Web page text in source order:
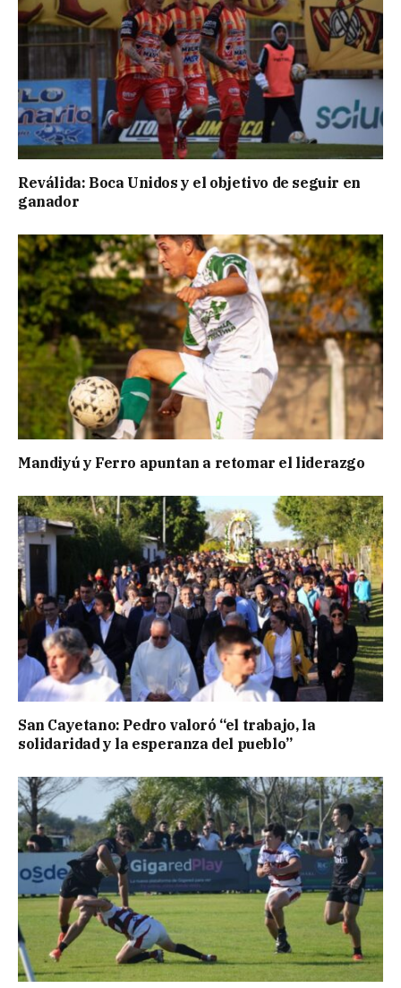
Reválida: Boca Unidos y el objetivo de seguir en
ganador
Mandiyú y Ferro apuntan a retomar el liderazgo
San Cayetano: Pedro valoró “el trabajo, la
solidaridad y la esperanza del pueblo”